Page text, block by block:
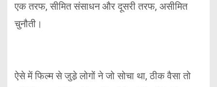
एक तरफ, सीमित संसाधन और दूसरी तरफ, असीमित
चुनौती।
ऐसे में फिल्म से जुडे़ लोगों ने जो सोचा था, ठीक वैसा तो